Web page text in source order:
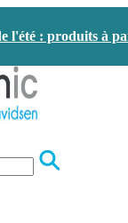
l'été : produits à